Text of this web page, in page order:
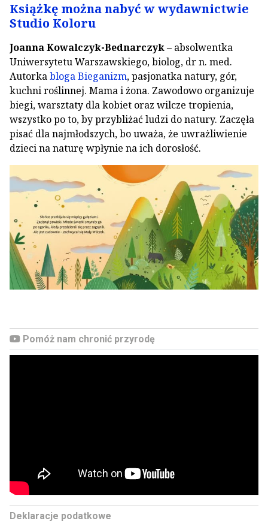
Książkę można nabyć w wydawnictwie
Studio Koloru
Joanna Kowalczyk-Bednarczyk– absolwentka
Uniwersytetu Warszawskiego, biolog, dr n. med.
Autorkabloga Bieganizm, pasjonatka natury, gór,
kuchni roślinnej. Mama i żona. Zawodowo organizuje
biegi, warsztaty dla kobiet oraz wilcze tropienia,
wszystko po to, by przybliżać ludzi do natury. Zaczęła
pisać dla najmłodszych, bo uważa, że uwrażliwienie
dzieci na naturę wpłynie na ich dorosłość.
Pomóż nam chronić przyrodę
Deklaracje podatkowe